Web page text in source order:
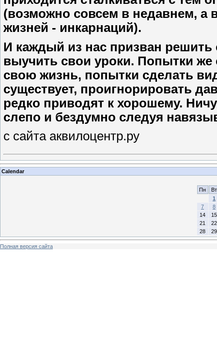
(возможно совсем в недавнем,
жизней - инкарнаций).
И каждый из нас призван
выучить свои уроки. Попытки же
свою жизнь, попытки сделать
существует, проигнорировать
редко приводят к хорошему.
слепо и бездумно следуя
с сайта аквилоцентр.ру
Calendar
Пн
Вт
1
7
8
14
15
21
22
28
29
Полная версия сайта